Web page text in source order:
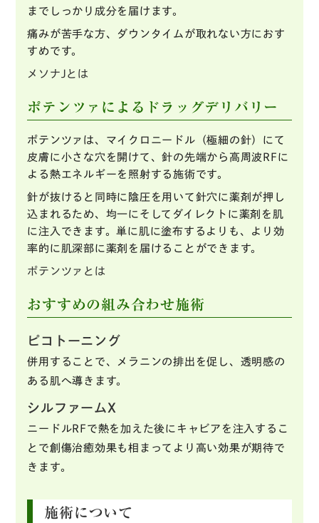
までしっかり成分を届けます。
痛みが苦手な方、ダウンタイムが取れない方におす
すめです。
メソナJとは
ポテンツァによるドラッグデリバリー
ポテンツァは、マイクロニードル（極細の針）にて
皮膚に小さな穴を開けて、針の先端から高周波RFに
よる熱エネルギーを照射する施術です。
針が抜けると同時に陰圧を用いて針穴に薬剤が押し
込まれるため、均一にそしてダイレクトに薬剤を肌
に注入できます。単に肌に塗布するよりも、より効
率的に肌深部に薬剤を届けることができます。
ポテンツァとは
おすすめの組み合わせ施術
ピコトーニング
併用することで、メラニンの排出を促し、透明感の
ある肌へ導きます。
シルファームX
ニードルRFで熱を加えた後にキャビアを注入するこ
とで創傷治癒効果も相まってより高い効果が期待で
きます。
施術について